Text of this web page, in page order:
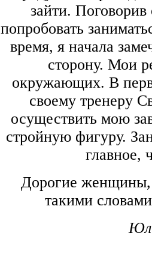
зайти.
попробовать
время, я начала
сторону. Мои
окружающих. В
своему тренеру
осуществить мою
стройную фигуру.
главное,
Дорогие женщины,
такими